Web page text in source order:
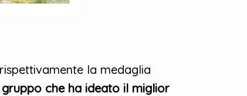
la medaglia
gruppo che ha ideato il miglior